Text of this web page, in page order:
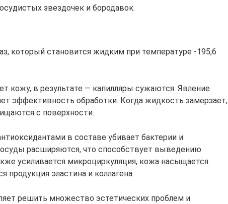
звездочек и бородавок.
который становится жидким при температуре -195,6
кожу, в результате — капилляры сужаются. Явление
эффективность обработки. Когда жидкость замерзает,
с поверхности.
в составе убивает бактерии и
расширяются, что способствует выведению
усиливается микроциркуляция, кожа насыщается
продукция эластина и коллагена.
решить множество эстетических проблем и